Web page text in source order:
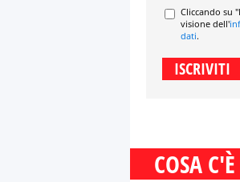
Cliccando su
visione dell'
dati.
COSA